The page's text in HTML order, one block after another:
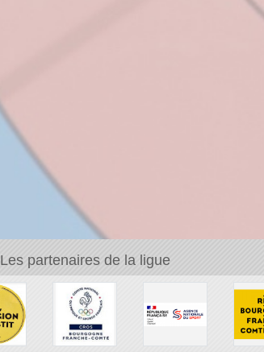
Les partenaires de la ligue